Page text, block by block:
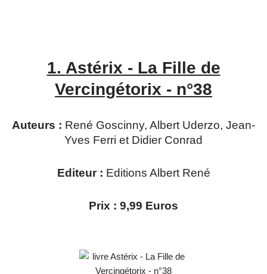
1. Astérix - La Fille de
Vercingétorix - n°38
Auteurs : René Goscinny, Albert Uderzo, Jean-
Yves Ferri et Didier Conrad
Editeur : Editions Albert René
Prix : 9,99 Euros